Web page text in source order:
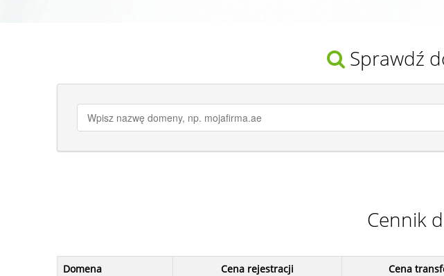
Sprawdź
Cennik
Domena Cena rejestracji Cena